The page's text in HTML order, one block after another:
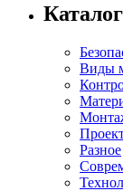
Каталог
Виды
Разное